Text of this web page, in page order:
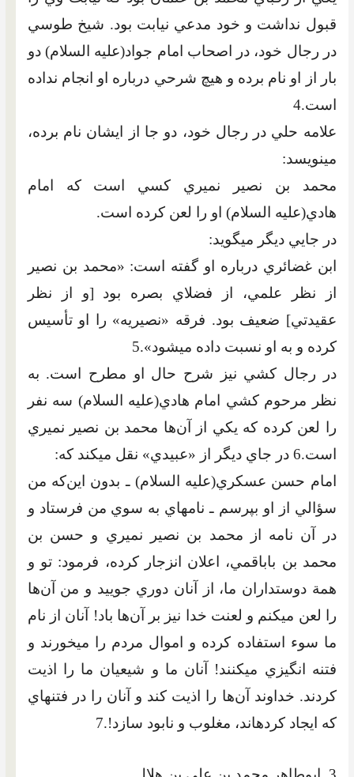
قبول نداشت و خود مدعي نيابت بود. شيخ طوسي
در رجال خود، در اصحاب امام جواد(عليه السلام) دو
بار از او نام برده و هيچ شرحي درباره او انجام نداده
است.4
علامه حلي‏ در رجال خود، دو جا از ايشان نام برده،
مي‏نويسد:
محمد بن نصير نميري کسي است که امام
هادي(عليه السلام) او را لعن کرده است.
در جايي ديگر مي‏گويد:
ابن غضائري درباره او گفته است: «محمد بن نصير
از نظر علمي، از فضلاي بصره بود [و از نظر
عقيدتي] ضعيف بود. فرقه «نصيريه» را او تأسيس
کرده و به او نسبت داده مي‏شود».5
در رجال کشي نيز شرح حال او مطرح است. به
نظر مرحوم كشي امام هادي(عليه السلام) سه نفر
را لعن کرده که يکي از آن‌ها محمد بن نصير نميري
است.6 در جاي ديگر از «عبيدي» نقل مي‏کند که:
امام حسن عسکري(عليه السلام) ـ بدون اين‌که من
سؤالي از او بپرسم ـ نامه‏اي به سوي من فرستاد و
در آن نامه از محمد بن نصير نميري و حسن بن
محمد بن باباقمي، اعلان انزجار کرده، فرمود: تو و
همة دوستداران ما، از آنان دوري جوييد و من آن‌ها
را لعن مي‏کنم و لعنت خدا نيز بر آن‌ها باد! آنان از نام
ما سوء استفاده کرده و اموال مردم را مي‏خورند و
فتنه انگيزي مي‏کنند! آنان ما و شيعيان ما را اذيت
کردند. خداوند آن‌ها را اذيت کند و آنان را در فتنه‏اي
که ايجاد کرده‏اند، مغلوب و نابود سازد!.7